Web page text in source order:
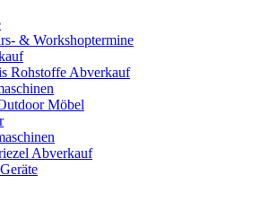
& Workshoptermine
Rohstoffe Abverkauf
Möbel
Abverkauf